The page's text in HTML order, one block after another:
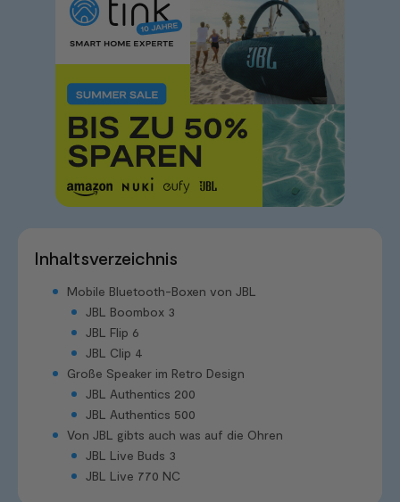
Inhaltsverzeichnis
Mobile Bluetooth-Boxen von JBL
JBL Boombox 3
JBL Flip 6
JBL Clip 4
Große Speaker im Retro Design
JBL Authentics 200
JBL Authentics 500
Von JBL gibts auch was auf die Ohren
JBL Live Buds 3
JBL Live 770 NC